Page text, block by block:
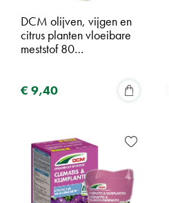
DCM olijven, vijgen en
citrus planten vloeibare
meststof 80…
€ 9,40